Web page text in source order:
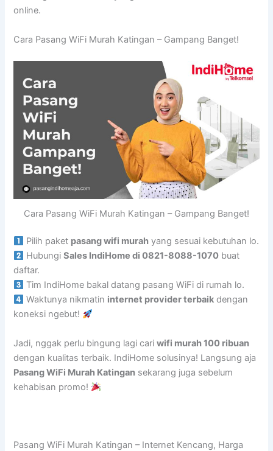
online.
Cara Pasang WiFi Murah Katingan – Gampang Banget!
Cara Pasang WiFi Murah Katingan – Gampang Banget!
Pilih paket pasang wifi murah yang sesuai kebutuhan lo.
HubungiSales IndiHome di 0821-8088-1070 buat
daftar.
Tim IndiHome bakal datang pasang WiFi di rumah lo.
Waktunya nikmatin internet provider terbaik dengan
koneksi ngebut!
Jadi, nggak perlu bingung lagi cariwifi murah 100 ribuan
dengan kualitas terbaik. IndiHome solusinya! Langsung aja
Pasang WiFi Murah Katingan sekarang juga sebelum
kehabisan promo!
Pasang WiFi Murah Katingan – Internet Kencang, Harga